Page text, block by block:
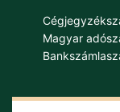
Magyar